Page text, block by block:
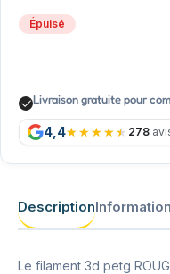
Épuisé
Livraison gratuite pour
4,4 278
Description
Le filament 3d petg